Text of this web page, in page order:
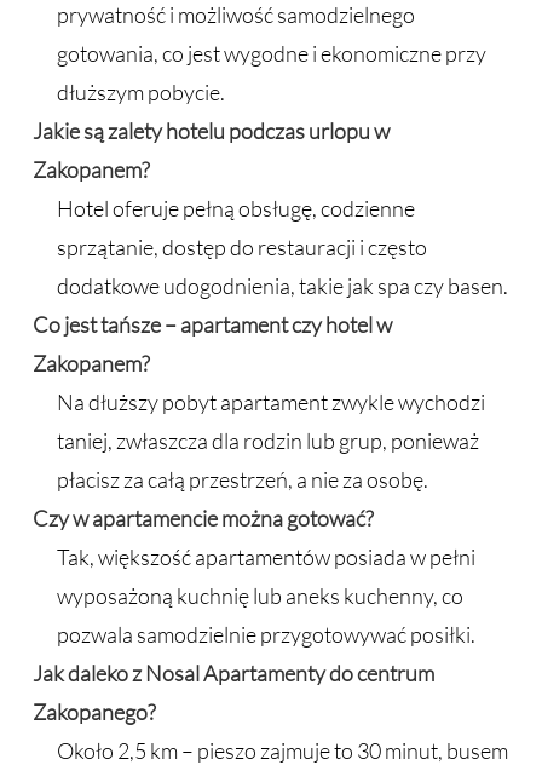
prywatność i możliwość samodzielnego
gotowania, co jest wygodne i ekonomiczne przy
dłuższym pobycie.
Jakie są zalety hotelu podczas urlopu w
Zakopanem?
Hotel oferuje pełną obsługę, codzienne
sprzątanie, dostęp do restauracji i często
dodatkowe udogodnienia, takie jak spa czy basen.
Co jest tańsze – apartament czy hotel w
Zakopanem?
Na dłuższy pobyt apartament zwykle wychodzi
taniej, zwłaszcza dla rodzin lub grup, ponieważ
płacisz za całą przestrzeń, a nie za osobę.
Czy w apartamencie można gotować?
Tak, większość apartamentów posiada w pełni
wyposażoną kuchnię lub aneks kuchenny, co
pozwala samodzielnie przygotowywać posiłki.
Jak daleko z Nosal Apartamenty do centrum
Zakopanego?
Około 2,5 km – pieszo zajmuje to 30 minut, busem